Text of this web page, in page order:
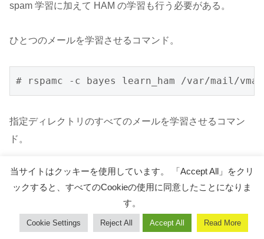
spam 学習に加えて HAM の学習も行う必要がある。
ひとつのメールを学習させるコマンド。
# rspamc -c bayes learn_ham /var/mail/
指定ディレクトリのすべてのメールを学習させるコマン
ド。
# rspamc -c bayes learn_ham /var/mail/
Rspamd
ホーム 検索 トップ サイドバー
当サイトはクッキーを使用しています。 「Accept All」をクリ
ックすると、すべてのCookieの使用に同意したことになりま
す。
Cookie Settings Reject All Accept All Read More